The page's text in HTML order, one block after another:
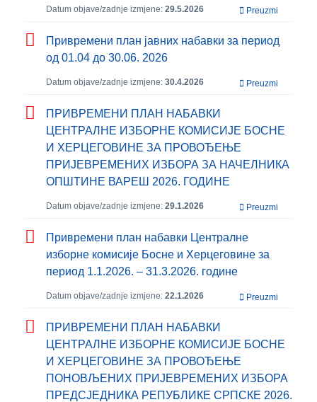
Datum objave/zadnje izmjene: 29.5.2026 Preuzmi
Привремени план јавних набавки за период
од 01.04 до 30.06. 2026
Datum objave/zadnje izmjene: 30.4.2026 Preuzmi
ПРИВРЕМЕНИ ПЛАН НАБАВКИ
ЦЕНТРАЛНЕ ИЗБОРНЕ КОМИСИЈЕ БОСНЕ
И ХЕРЦЕГОВИНЕ ЗА ПРОВОЂЕЊЕ
ПРИЈЕВРЕМЕНИХ ИЗБОРА ЗА НАЧЕЛНИКА
ОПШТИНЕ ВАРЕШ 2026. ГОДИНЕ
Datum objave/zadnje izmjene: 29.1.2026 Preuzmi
Привремени план набавки Централне
изборне комисије Босне и Херцеговине за
период 1.1.2026. – 31.3.2026. године
Datum objave/zadnje izmjene: 22.1.2026 Preuzmi
ПРИВРЕМЕНИ ПЛАН НАБАВКИ
ЦЕНТРАЛНЕ ИЗБОРНЕ КОМИСИЈЕ БОСНЕ
И ХЕРЦЕГОВИНЕ ЗА ПРОВОЂЕЊЕ
ПОНОВЉЕНИХ ПРИЈЕВРЕМЕНИХ ИЗБОРА
ПРЕДСЈЕДНИКА РЕПУБЛИКЕ СРПСКЕ 2026.